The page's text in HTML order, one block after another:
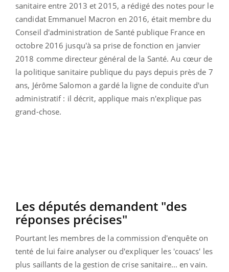
sanitaire entre 2013 et 2015, a rédigé des notes pour le
candidat Emmanuel Macron en 2016, était membre du
Conseil d'administration de Santé publique France en
octobre 2016 jusqu'à sa prise de fonction en janvier
2018 comme directeur général de la Santé. Au cœur de
la politique sanitaire publique du pays depuis près de 7
ans, Jérôme Salomon a gardé la ligne de conduite d'un
administratif : il décrit, applique mais n'explique pas
grand-chose.
Les députés demandent "des
réponses précises"
Pourtant les membres de la commission d'enquête on
tenté de lui faire analyser ou d'expliquer les 'couacs' les
plus saillants de la gestion de crise sanitaire... en vain.